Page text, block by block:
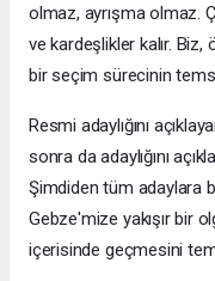
olmaz, ayrışma olmaz.
ve kardeşlikler kalır.
bir seçim sürecinin
Resmi adaylığını
sonra da adaylığını
Şimdiden tüm adaylara
Gebze'mize yakışır bir
içerisinde geçmesini